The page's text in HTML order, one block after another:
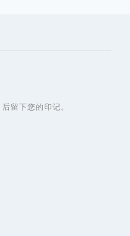
后留下您的印记。